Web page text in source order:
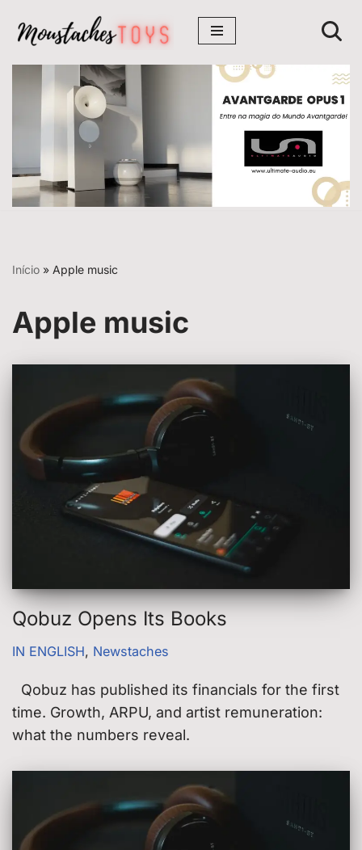
Avançar
para
conteúdo
Início » Apple music
Apple music
Qobuz Opens Its Books
IN ENGLISH, Newstaches
Qobuz has published its financials for the first
time. Growth, ARPU, and artist remuneration:
what the numbers reveal.